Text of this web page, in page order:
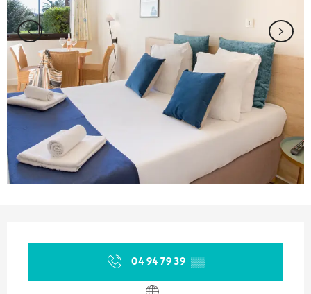
04 94 79 39 ▒▒